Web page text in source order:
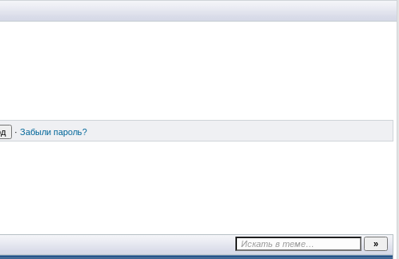
· Забыли пароль?